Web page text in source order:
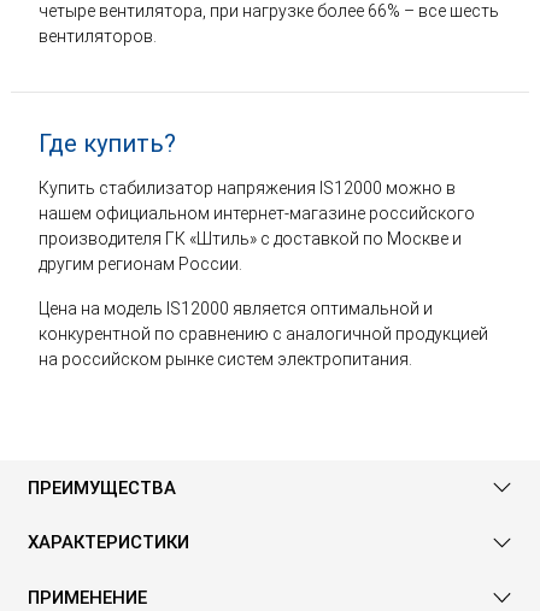
четыре вентилятора, при нагрузке более 66% – все шесть
вентиляторов.
Где купить?
Купить стабилизатор напряжения IS12000 можно в
нашем официальном интернет-магазине российского
производителя ГК «Штиль» с доставкой по Москве и
другим регионам России.
Цена на модель IS12000 является оптимальной и
конкурентной по сравнению с аналогичной продукцией
на российском рынке систем электропитания.
ПРЕИМУЩЕСТВА
ХАРАКТЕРИСТИКИ
ПРИМЕНЕНИЕ